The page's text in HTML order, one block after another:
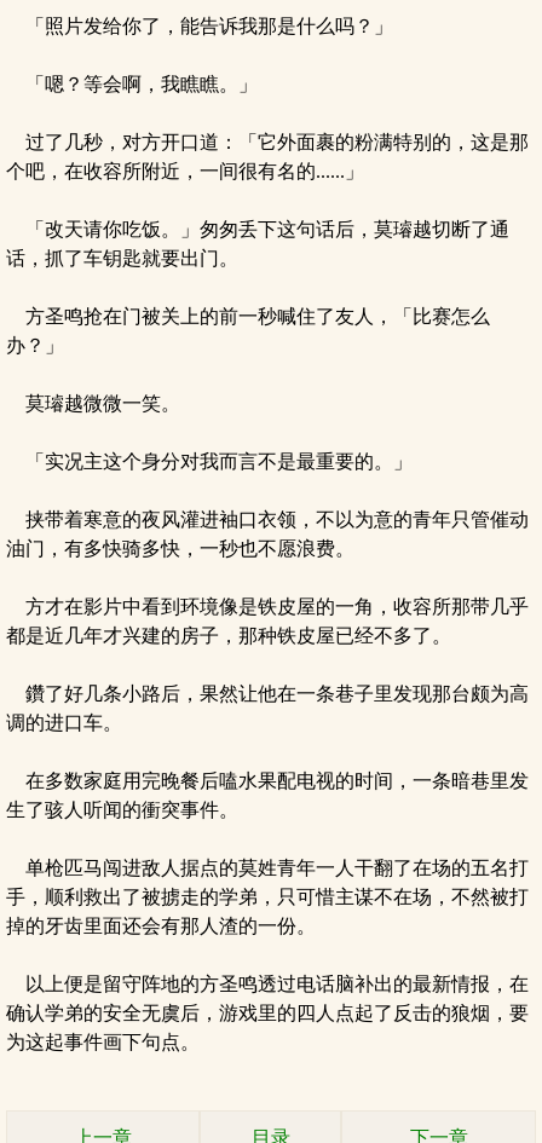
「照片发给你了，能告诉我那是什么吗？」
「嗯？等会啊，我瞧瞧。」
过了几秒，对方开口道：「它外面裹的粉满特别的，这是那
个吧，在收容所附近，一间很有名的......」
「改天请你吃饭。」匆匆丢下这句话后，莫璿越切断了通
话，抓了车钥匙就要出门。
方圣鸣抢在门被关上的前一秒喊住了友人，「比赛怎么
办？」
莫璿越微微一笑。
「实况主这个身分对我而言不是最重要的。」
挟带着寒意的夜风灌进袖口衣领，不以为意的青年只管催动
油门，有多快骑多快，一秒也不愿浪费。
方才在影片中看到环境像是铁皮屋的一角，收容所那带几乎
都是近几年才兴建的房子，那种铁皮屋已经不多了。
鑽了好几条小路后，果然让他在一条巷子里发现那台颇为高
调的进口车。
在多数家庭用完晚餐后嗑水果配电视的时间，一条暗巷里发
生了骇人听闻的衝突事件。
单枪匹马闯进敌人据点的莫姓青年一人干翻了在场的五名打
手，顺利救出了被掳走的学弟，只可惜主谋不在场，不然被打
掉的牙齿里面还会有那人渣的一份。
以上便是留守阵地的方圣鸣透过电话脑补出的最新情报，在
确认学弟的安全无虞后，游戏里的四人点起了反击的狼烟，要
为这起事件画下句点。
上一章 目录 下一章